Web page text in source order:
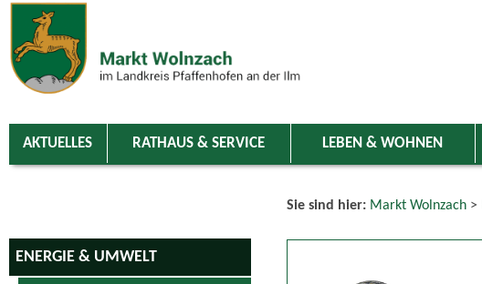
Zum Inhalt zur Navigation
AKTUELLES RATHAUS & SERVICE LEBEN & WOHNEN
ENERGIE & UMWELT
Sie sind hier: Markt Wolnzach>